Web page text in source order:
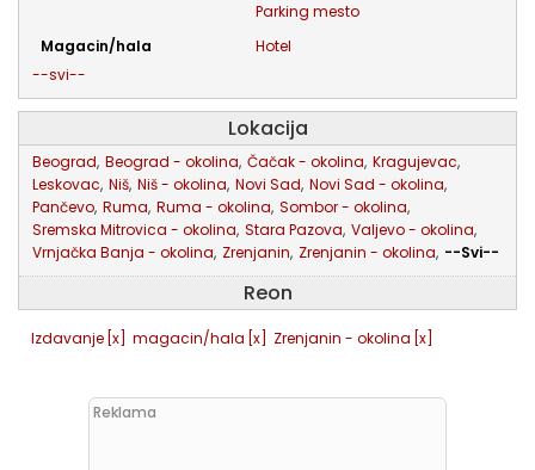
parking mesto
magacin/hala
hotel
--svi--
Lokacija
Beograd, Beograd - okolina, Čačak - okolina, Kragujevac,
Leskovac, Niš, Niš - okolina, Novi Sad, Novi Sad - okolina,
Pančevo, Ruma, Ruma - okolina, Sombor - okolina,
Sremska Mitrovica - okolina, Stara Pazova, Valjevo - okolina,
Vrnjačka Banja - okolina, Zrenjanin, Zrenjanin - okolina, --Svi--
Reon
Izdavanje [x] magacin/hala [x] Zrenjanin - okolina [x]
Reklama